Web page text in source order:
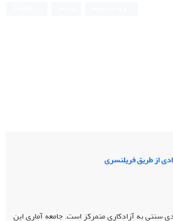
از طریق فریلنسری
سنتی به آزادکاری متمرکز است. جامعه آماری این